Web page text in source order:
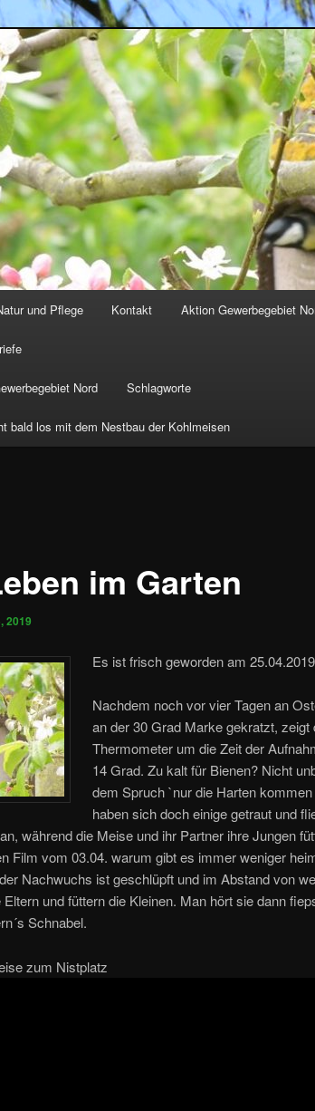
wp-content/uploads/2017/12/cropped-
und Pflege Kontakt Aktion Gewerbegebiet
Nord Schlagworte
bald los mit dem Nestbau der Kohlmeisen
im Garten
2019
Es ist frisch geworden am 25.04.2019
Nachdem noch vor vier Tagen an
an der 30 Grad Marke gekratzt, zeigt
Thermometer um die Zeit der
14 Grad. Zu kalt für Bienen? Nicht
dem Spruch `nur die Harten kommen
haben sich doch einige getraut und
während die Meise und ihr Partner ihre Jungen
Film vom 03.04. warum gibt es immer weniger
Nachwuchs ist geschlüpft und im Abstand von
und füttern die Kleinen. Man hört sie dann
Schnabel.
zum Nistplatz